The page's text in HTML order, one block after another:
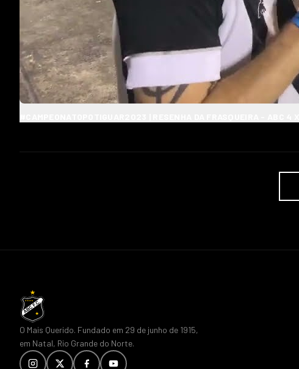
O Mais Querido. Fundado em 29 de junho de 1915,
em Natal, Rio Grande do Norte.